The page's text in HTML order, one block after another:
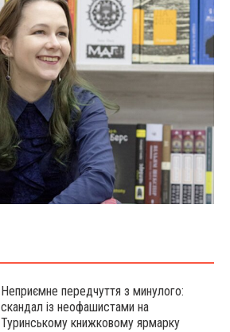
Неприємне передчуття з минулого:
скандал із неофашистами на
Туринському книжковому ярмарку